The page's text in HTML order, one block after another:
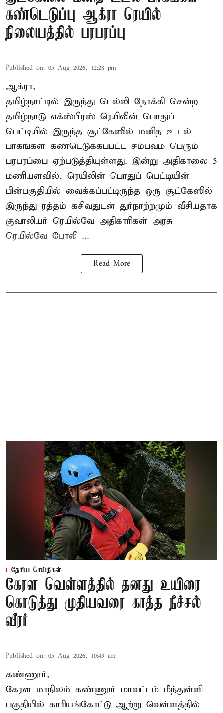
கண்டெடுப்பு ஆக்ரா ரெயில்
நிலையத்தில் பரபரப்பு
Published on: 05 Aug 2026, 12:28 pm
ஆக்ரா,
தமிழ்நாட்டில் இருந்து டெல்லி நோக்கி சென்ற
தமிழ்நாடு எக்ஸ்பிரஸ் ரெயிலின் பொதுப்
பெட்டியில் இருந்த சூட்கேஸில் மனித உடல்
பாகங்கள் கண்டெடுக்கப்பட்ட சம்பவம் பெரும்
பரபரப்பை ஏற்படுத்தியுள்ளது. இன்று அதிகாலை 5
மணியளவில், ரெயிலின் பொதுப் பெட்டியின்
பின்பகுதியில் வைக்கப்பட்டிருந்த ஒரு சூட்கேஸில்
இருந்து ரத்தம் கசிவதுடன் துர்நாற்றமும் வீசியதாக
குவாலியர் ரெயில்வே அதிகாரிகள் அரசு
ரெயில்வே போலீ ...
Read More
தேசிய செய்திகள்
கேரள வெள்ளத்தில் தனது உயிரை
கொடுத்து முதியவரை காத்த நீச்சல்
வீரர்
Published on: 05 Aug 2026, 10:43 am
கண்ணூர்,
கேரள மாநிலம் கண்ணூர் மாவட்டம் மீந்துள்ளி
பகுதியில் காரியங்கோட்டு ஆற்று வெள்ளத்தில்